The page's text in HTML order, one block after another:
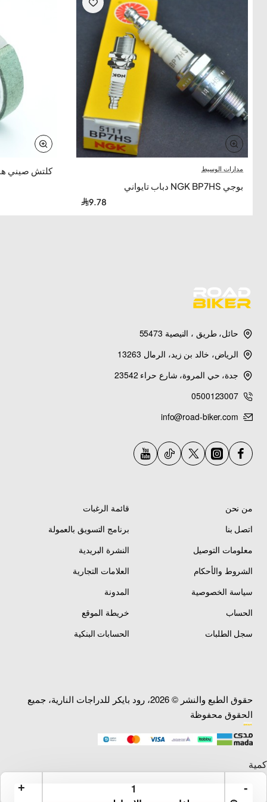
مدارات الوسيط
بوجي NGK BP7HS دباب تايواني
9.78
كلتش صيني
حائل، طريق ، النيصية 55473
الرياض، خالد بن زيد، الرمال 13263
جدة، حي المروة، شارع حراء 23542
0500123007
info@road-biker.com
من نحن
اتصل بنا
معلومات التوصيل
الشروط والأحكام
سياسة الخصوصية
الحساب
سجل الطلبات
قائمة الرغبات
برنامج التسويق بالعمولة
النشرة البريدية
العلامات التجارية
المدونة
خريطة الموقع
الحسابات البنكية
حقوق الطبع والنشر © 2026، رود بايكر للدراجات النارية، جميع
الحقوق محفوظة